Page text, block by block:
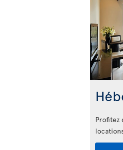
Profitez